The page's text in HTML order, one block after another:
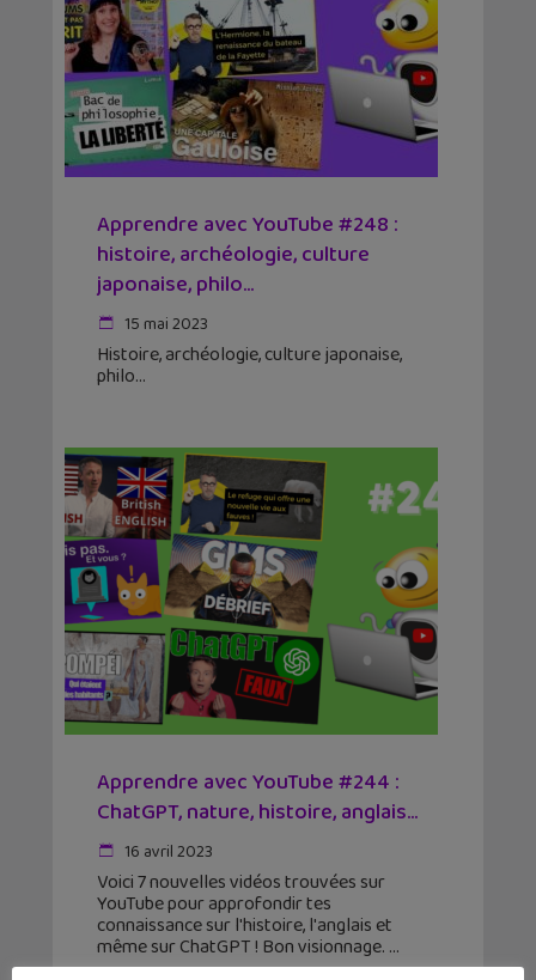
Apprendre avec YouTube #248 :
histoire, archéologie, culture
japonaise, philo…
15 mai 2023
Histoire, archéologie, culture japonaise,
philo
Apprendre avec YouTube #244 :
ChatGPT, nature, histoire, anglais…
16 avril 2023
Voici 7 nouvelles vidéos trouvées sur
YouTube pour approfondir tes
connaissance sur l'histoire, l'anglais et
même sur ChatGPT ! Bon visionnage.